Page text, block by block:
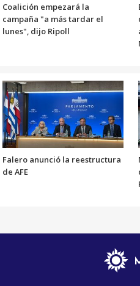
Coalición empezará la
campaña "a más tardar el
lunes", dijo Ripoll
Falero anunció la reestructura
de AFE